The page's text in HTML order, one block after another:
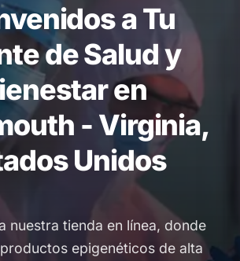
a Tu
de Salud y
en
- Virginia,
Unidos
nuestra tienda en línea, donde
epigenéticos de alta